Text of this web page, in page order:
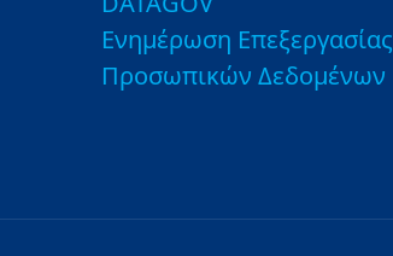
Ενημέρωση Επεξεργασίας
Προσωπικών Δεδομένων